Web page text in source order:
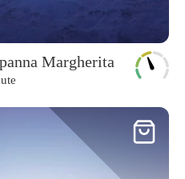
Margherita